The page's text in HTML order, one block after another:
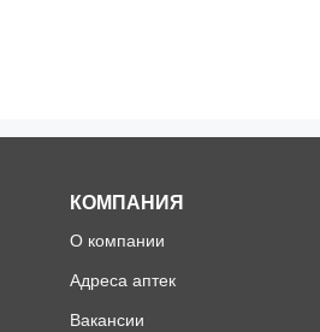
КОМПАНИЯ
О компании
Адреса аптек
Вакансии